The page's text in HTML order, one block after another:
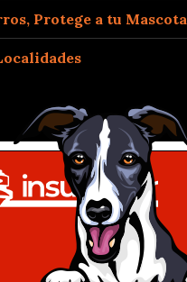
Protege a tu Mascota